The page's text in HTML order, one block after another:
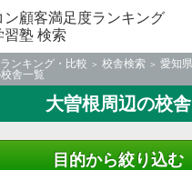
ン顧客満足度ランキング
習塾 検索
ンキング・比較 校舎検索
愛知
舎一覧
大曽根周辺の校舎
目的から絞り込む